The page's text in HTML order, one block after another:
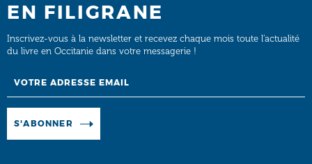
EN FILIGRANE
Inscrivez-vous à la newsletter et recevez chaque mois toute l’actualité
du livre en Occitanie dans votre messagerie !
S'ABONNER